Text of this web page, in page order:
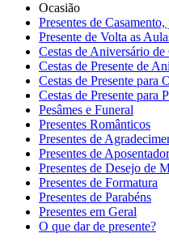
Ocasião
Presentes de
Presente de Volta as
Cestas de Aniversário de
Cestas de Presente de
Cestas de Presente para
Cestas de Presente para
Pesâmes e Funeral
Presentes Românticos
Presentes de
Presentes de
Presentes de Desejo de
Presentes de Formatura
Presentes de Parabéns
Presentes em Geral
O que dar de presente?